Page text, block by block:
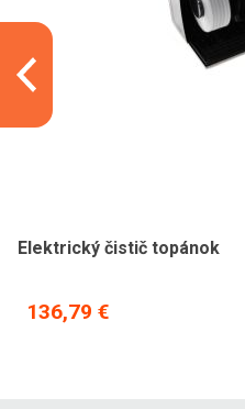
Elektrický čistič topánok
136,79 €